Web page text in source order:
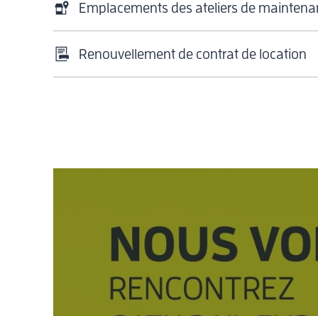
Emplacements des ateliers de
Renouvellement de contrat de location